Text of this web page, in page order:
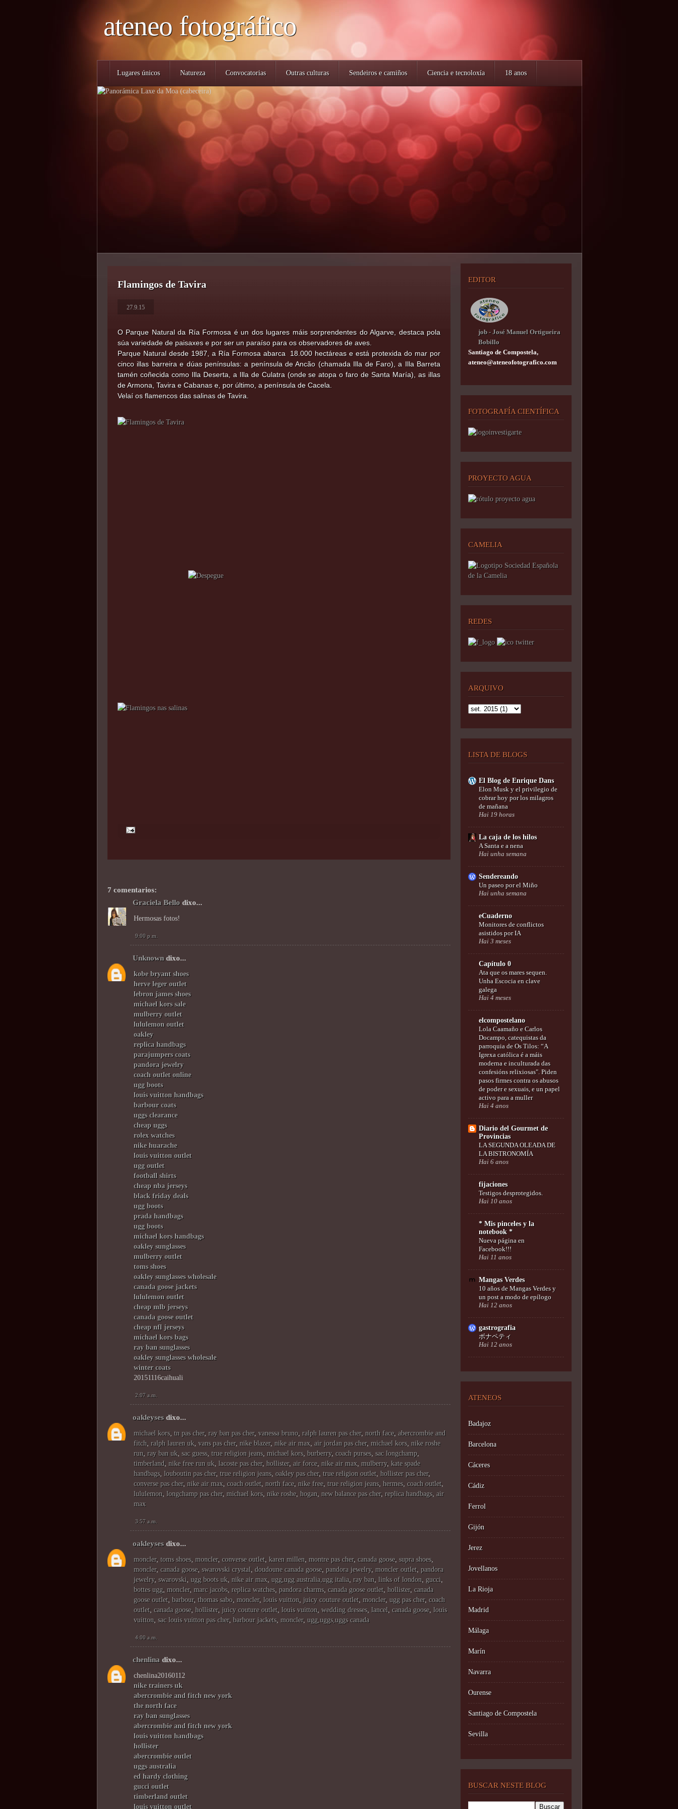
ateneo fotográfico
Lugares únicos Natureza Convocatorias Outras culturas Sendeiros e camiños Ciencia e tecnoloxía 18 anos
Flamingos de Tavira
27.9.15
O Parque Natural da Ría Formosa é un dos lugares máis sorprendentes do Algarve, destaca pola
súa variedade de paisaxes e por ser un paraíso para os observadores de aves.
Parque Natural desde 1987, a Ría Formosa abarca 18.000 hectáreas e está protexida do mar por
cinco illas barreira e dúas penínsulas: a península de Ancão (chamada Illa de Faro), a Illa Barreta
tamén coñecida como Illa Deserta, a Illa de Culatra (onde se atopa o faro de Santa María), as illas
de Armona, Tavira e Cabanas e, por último, a península de Cacela.
Velaí os flamencos das salinas de Tavira.
7 comentarios:
Graciela Bello dixo...
Hermosas fotos!
9:00 p.m.
Unknowndixo...
kobe bryant shoes
herve leger outlet
lebron james shoes
michael kors sale
mulberry outlet
lululemon outlet
oakley
replica handbags
parajumpers coats
pandora jewelry
coach outlet online
ugg boots
louis vuitton handbags
barbour coats
uggs clearance
cheap uggs
rolex watches
nike huarache
louis vuitton outlet
ugg outlet
football shirts
cheap nba jerseys
black friday deals
ugg boots
prada handbags
ugg boots
michael kors handbags
oakley sunglasses
mulberry outlet
toms shoes
oakley sunglasses wholesale
canada goose jackets
lululemon outlet
cheap mlb jerseys
canada goose outlet
cheap nfl jerseys
michael kors bags
ray ban sunglasses
oakley sunglasses wholesale
winter coats
20151116caihuali
2:07 a.m.
oakleysesdixo...
michael kors, tn pas cher, ray ban pas cher, vanessa bruno, ralph lauren pas cher, north face, abercrombie and
fitch, ralph lauren uk, vans pas cher, nike blazer, nike air max, air jordan pas cher, michael kors, nike roshe
run, ray ban uk, sac guess, true religion jeans, michael kors, burberry, coach purses, sac longchamp,
timberland, nike free run uk, lacoste pas cher, hollister, air force, nike air max, mulberry, kate spade
handbags, louboutin pas cher, true religion jeans, oakley pas cher, true religion outlet, hollister pas cher,
converse pas cher, nike air max, coach outlet, north face, nike free, true religion jeans, hermes, coach outlet,
lululemon, longchamp pas cher, michael kors, nike roshe, hogan, new balance pas cher, replica handbags, air
max
3:57 a.m.
oakleysesdixo...
moncler, toms shoes, moncler, converse outlet, karen millen, montre pas cher, canada goose, supra shoes,
moncler, canada goose, swarovski crystal, doudoune canada goose, pandora jewelry, moncler outlet, pandora
jewelry, swarovski, ugg boots uk, nike air max, ugg,ugg australia,ugg italia, ray ban, links of london, gucci,
bottes ugg, moncler, marc jacobs, replica watches, pandora charms, canada goose outlet, hollister, canada
goose outlet, barbour, thomas sabo, moncler, louis vuitton, juicy couture outlet, moncler, ugg pas cher, coach
outlet, canada goose, hollister, juicy couture outlet, louis vuitton, wedding dresses, lancel, canada goose, louis
vuitton, sac louis vuitton pas cher, barbour jackets, moncler, ugg,uggs,uggs canada
4:00 a.m.
chenlina dixo...
chenlina20160112
nike trainers uk
abercrombie and fitch new york
the north face
ray ban sunglasses
abercrombie and fitch new york
louis vuitton handbags
hollister
abercrombie outlet
uggs australia
ed hardy clothing
gucci outlet
timberland outlet
louis vuitton outlet
EDITOR
job - José Manuel Ortigueira
Bobillo
Santiago de Compostela,
ateneo@ateneofotografico.com
FOTOGRAFÍA CIENTÍFICA
PROYECTO AGUA
CAMELIA
REDES
ARQUIVO
LISTA DE BLOGS
El Blog de Enrique Dans
Elon Musk y el privilegio de
cobrar hoy por los milagros
de mañana
Hai 19 horas
La caja de los hilos
A Santa e a nena
Hai unha semana
Sendereando
Un paseo por el Miño
Hai unha semana
eCuaderno
Monitores de conflictos
asistidos por IA
Hai 3 meses
Capítulo 0
Ata que os mares sequen.
Unha Escocia en clave
galega
Hai 4 meses
elcompostelano
Lola Caamaño e Carlos
Docampo, catequistas da
parroquia de Os Tilos: “A
Igrexa católica é a máis
moderna e inculturada das
confesións relixiosas". Piden
pasos firmes contra os abusos
de poder e sexuais, e un papel
activo para a muller
Hai 4 anos
Diario del Gourmet de
Provincias
LA SEGUNDA OLEADA DE
LA BISTRONOMÍA
Hai 6 anos
fijaciones
Testigos desprotegidos.
Hai 10 anos
* Mis pinceles y la
notebook *
Nueva página en
Facebook!!!
Hai 11 anos
Mangas Verdes
10 años de Mangas Verdes y
un post a modo de epílogo
Hai 12 anos
gastrografia
ボナペティ
Hai 12 anos
ATENEOS
Badajoz
Barcelona
Cáceres
Cádiz
Ferrol
Gijón
Jerez
Jovellanos
La Rioja
Madrid
Málaga
Marín
Navarra
Ourense
Santiago de Compostela
Sevilla
BUSCAR NESTE BLOG